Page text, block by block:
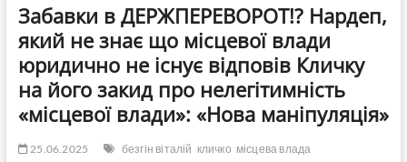
Забавки в ДЕРЖПЕРЕВОРОТ!? Нардеп,
який не знає що місцевої влади
юридично не існує відповів Кличку
на його закид про нелегітимність
«місцевої влади»: «Нова маніпуляція»
25.06.2025 безгін віталій кличко місцева влада